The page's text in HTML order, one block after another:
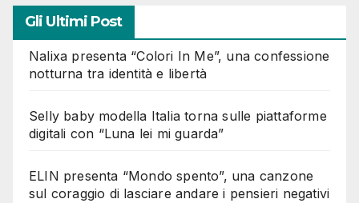
Gli Ultimi Post
Nalixa presenta “Colori In Me”, una confessione
notturna tra identità e libertà
Selly baby modella Italia torna sulle piattaforme
digitali con “Luna lei mi guarda”
ELIN presenta “Mondo spento”, una canzone
sul coraggio di lasciare andare i pensieri negativi